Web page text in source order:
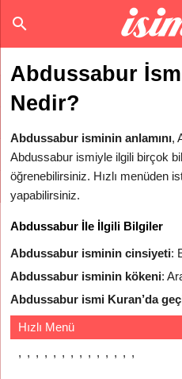
Abdussabur
Nedir?
Abdussabur isminin anlamını,
Abdussabur ismiyle ilgili birçok
öğrenebilirsiniz. Hızlı menüden
yapabilirsiniz.
Abdussabur İle İlgili Bilgiler
Abdussabur isminin cinsiyeti:
Abdussabur isminin kökeni:
Abdussabur ismi Kuran’da
Hızlı Menü